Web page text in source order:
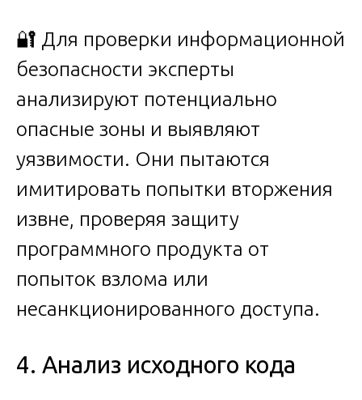
🔐 Для проверки информационной
безопасности эксперты
анализируют потенциально
опасные зоны и выявляют
уязвимости. Они пытаются
имитировать попытки вторжения
извне, проверяя защиту
программного продукта от
попыток взлома или
несанкционированного доступа.
4. Анализ исходного кода